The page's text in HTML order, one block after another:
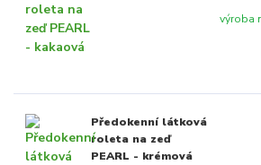
výroba
Předokenní látková
roleta na zeď
PEARL - krémová